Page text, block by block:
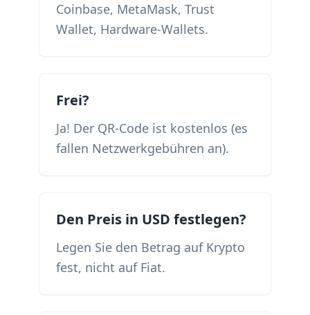
Coinbase, MetaMask, Trust
Wallet, Hardware-Wallets.
Frei?
Ja! Der QR-Code ist kostenlos (es
fallen Netzwerkgebühren an).
Den Preis in USD festlegen?
Legen Sie den Betrag auf Krypto
fest, nicht auf Fiat.